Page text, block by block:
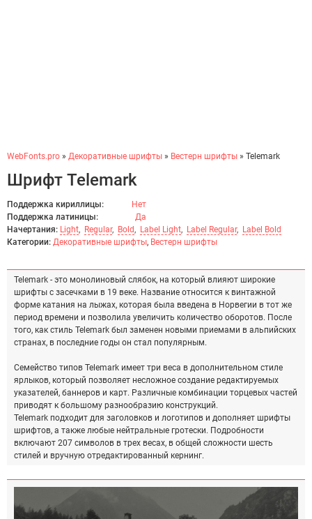
WebFonts.pro » Декоративные шрифты » Вестерн шрифты » Telemark
Шрифт Telemark
Поддержка кириллицы:
Нет
Поддержка латиницы:
Да
Начертания: Light, Regular, Bold, Label Light, Label Regular, Label Bold
Категории: Декоративные шрифты, Вестерн шрифты
Telemark - это монолиновый слябок, на который влияют широкие
шрифты с засечками в 19 веке. Название относится к винтажной
форме катания на лыжах, которая была введена в Норвегии в тот же
период времени и позволила увеличить количество оборотов. После
того, как стиль Telemark был заменен новыми приемами в альпийских
странах, в последние годы он стал популярным.
Семейство типов Telemark имеет три веса в дополнительном стиле
ярлыков, который позволяет несложное создание редактируемых
указателей, баннеров и карт. Различные комбинации торцевых частей
приводят к большому разнообразию конструкций.
Telemark подходит для заголовков и логотипов и дополняет шрифты
шрифтов, а также любые нейтральные гротески. Подробности
включают 207 символов в трех весах, в общей сложности шесть
стилей и вручную отредактированный кернинг.